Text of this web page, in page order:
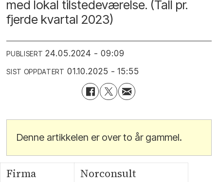
med lokal tilstedeværelse. (Tall pr.
fjerde kvartal 2023)
PUBLISERT 24.05.2024 - 09:09
SIST OPPDATERT 01.10.2025 - 15:55
Denne artikkelen er over to år gammel.
Firma
Norconsult